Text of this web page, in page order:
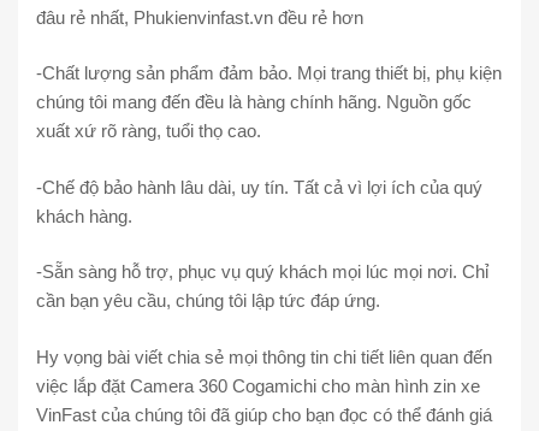
đâu rẻ nhất, Phukienvinfast.vn đều rẻ hơn
-Chất lượng sản phẩm đảm bảo. Mọi trang thiết bị, phụ kiện
chúng tôi mang đến đều là hàng chính hãng. Nguồn gốc
xuất xứ rõ ràng, tuổi thọ cao.
-Chế độ bảo hành lâu dài, uy tín. Tất cả vì lợi ích của quý
khách hàng.
-Sẵn sàng hỗ trợ, phục vụ quý khách mọi lúc mọi nơi. Chỉ
cần bạn yêu cầu, chúng tôi lập tức đáp ứng.
Hy vọng bài viết chia sẻ mọi thông tin chi tiết liên quan đến
việc lắp đặt Camera 360 Cogamichi cho màn hình zin xe
VinFast của chúng tôi đã giúp cho bạn đọc có thể đánh giá